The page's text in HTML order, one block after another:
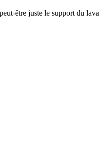
être juste le support du